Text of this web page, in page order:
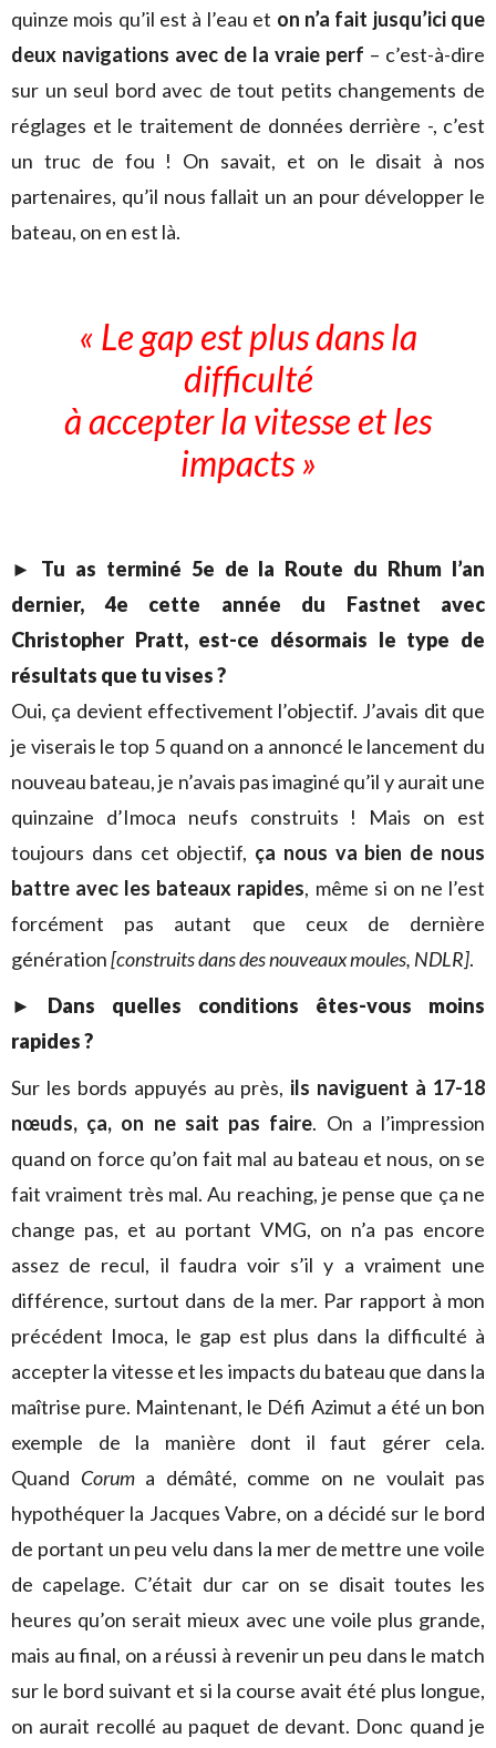
quinze mois qu’il est à l’eau et on n’a fait jusqu’ici que
deux navigations avec de la vraie perf – c’est-à-dire
sur un seul bord avec de tout petits changements de
réglages et le traitement de données derrière -, c’est
un truc de fou ! On savait, et on le disait à nos
partenaires, qu’il nous fallait un an pour développer le
bateau, on en est là.
« Le gap est plus dans la
difficulté
à accepter la vitesse et les
impacts »
► Tu as terminé 5e de la Route du Rhum l’an
dernier, 4e cette année du Fastnet avec
Christopher Pratt, est-ce désormais le type de
résultats que tu vises ?
Oui, ça devient effectivement l’objectif. J’avais dit que
je viserais le top 5 quand on a annoncé le lancement du
nouveau bateau, je n’avais pas imaginé qu’il y aurait une
quinzaine d’Imoca neufs construits ! Mais on est
toujours dans cet objectif, ça nous va bien de nous
battre avec les bateaux rapides, même si on ne l’est
forcément pas autant que ceux de dernière
génération[construits dans des nouveaux moules, NDLR].
► Dans quelles conditions êtes-vous moins
rapides ?
Sur les bords appuyés au près, ils naviguent à 17-18
nœuds, ça, on ne sait pas faire. On a l’impression
quand on force qu’on fait mal au bateau et nous, on se
fait vraiment très mal. Au reaching, je pense que ça ne
change pas, et au portant VMG, on n’a pas encore
assez de recul, il faudra voir s’il y a vraiment une
différence, surtout dans de la mer. Par rapport à mon
précédent Imoca, le gap est plus dans la difficulté à
accepter la vitesse et les impacts du bateau que dans la
maîtrise pure. Maintenant, le Défi Azimut a été un bon
exemple de la manière dont il faut gérer cela.
Quand Coruma démâté, comme on ne voulait pas
hypothéquer la Jacques Vabre, on a décidé sur le bord
de portant un peu velu dans la mer de mettre une voile
de capelage. C’était dur car on se disait toutes les
heures qu’on serait mieux avec une voile plus grande,
mais au final, on a réussi à revenir un peu dans le match
sur le bord suivant et si la course avait été plus longue,
on aurait recollé au paquet de devant. Donc quand je